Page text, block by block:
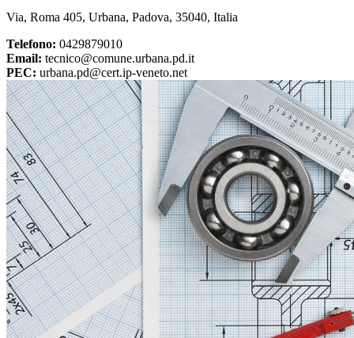
Via, Roma 405, Urbana, Padova, 35040, Italia
Telefono: 0429879010
Email: tecnico@comune.urbana.pd.it
PEC: urbana.pd@cert.ip-veneto.net